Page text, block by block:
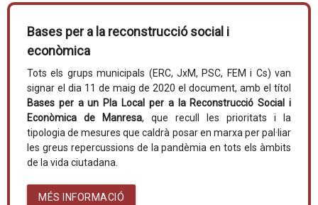
Bases per a la reconstrucció social i
econòmica
Tots els grups municipals (ERC, JxM, PSC, FEM i Cs) van
signar el dia 11 de maig de 2020 el document, amb el títol
Bases per a un Pla Local per a la Reconstrucció Social i
Econòmica de Manresa, que recull les prioritats i la
tipologia de mesures que caldrà posar en marxa per pal·liar
les greus repercussions de la pandèmia en tots els àmbits
de la vida ciutadana.
MÉS INFORMACIÓ